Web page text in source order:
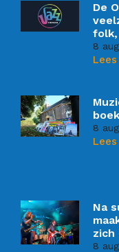
De
folk,
8
8
Na
zich
8